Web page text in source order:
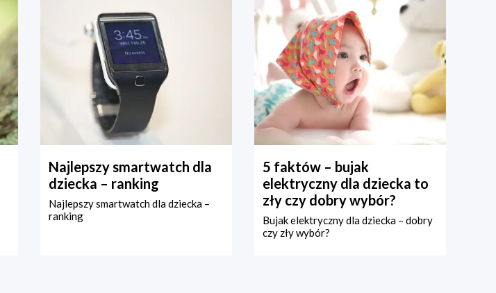
Najlepszy smartwatch dla
dziecka – ranking
Najlepszy smartwatch dla dziecka –
ranking
5 faktów – bujak
elektryczny dla dziecka to
zły czy dobry wybór?
Bujak elektryczny dla dziecka – dobry
czy zły wybór?